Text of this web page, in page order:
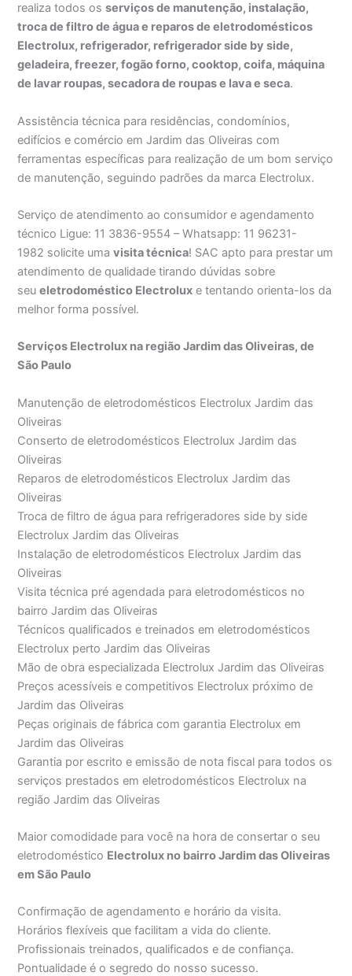
realiza todos osserviços de manutenção, instalação,
troca de filtro de água e reparos de eletrodomésticos
Electrolux, refrigerador, refrigerador side by side,
geladeira, freezer, fogão forno, cooktop, coifa, máquina
de lavar roupas, secadora de roupas e lava e seca.
Assistência técnica para residências, condomínios,
edifícios e comércio em Jardim das Oliveiras com
ferramentas específicas para realização de um bom serviço
de manutenção, seguindo padrões da marca Electrolux.
Serviço de atendimento ao consumidor e agendamento
técnico Ligue: 11 3836-9554 – Whatsapp: 11 96231-
1982 solicite umavisita técnica! SAC apto para prestar um
atendimento de qualidade tirando dúvidas sobre
seueletrodoméstico Electrolux e tentando orienta-los da
melhor forma possível.
Serviços Electrolux na região Jardim das Oliveiras, de
São Paulo
Manutenção de eletrodomésticos Electrolux Jardim das
Oliveiras
Conserto de eletrodomésticos Electrolux Jardim das
Oliveiras
Reparos de eletrodomésticos Electrolux Jardim das
Oliveiras
Troca de filtro de água para refrigeradores side by side
Electrolux Jardim das Oliveiras
Instalação de eletrodomésticos Electrolux Jardim das
Oliveiras
Visita técnica pré agendada para eletrodomésticos no
bairro Jardim das Oliveiras
Técnicos qualificados e treinados em eletrodomésticos
Electrolux perto Jardim das Oliveiras
Mão de obra especializada Electrolux Jardim das Oliveiras
Preços acessíveis e competitivos Electrolux próximo de
Jardim das Oliveiras
Peças originais de fábrica com garantia Electrolux em
Jardim das Oliveiras
Garantia por escrito e emissão de nota fiscal para todos os
serviços prestados em eletrodomésticos Electrolux na
região Jardim das Oliveiras
Maior comodidade para você na hora de consertar o seu
eletrodoméstico Electrolux no bairro Jardim das Oliveiras
em São Paulo
Confirmação de agendamento e horário da visita.
Horários flexíveis que facilitam a vida do cliente.
Profissionais treinados, qualificados e de confiança.
Pontualidade é o segredo do nosso sucesso.